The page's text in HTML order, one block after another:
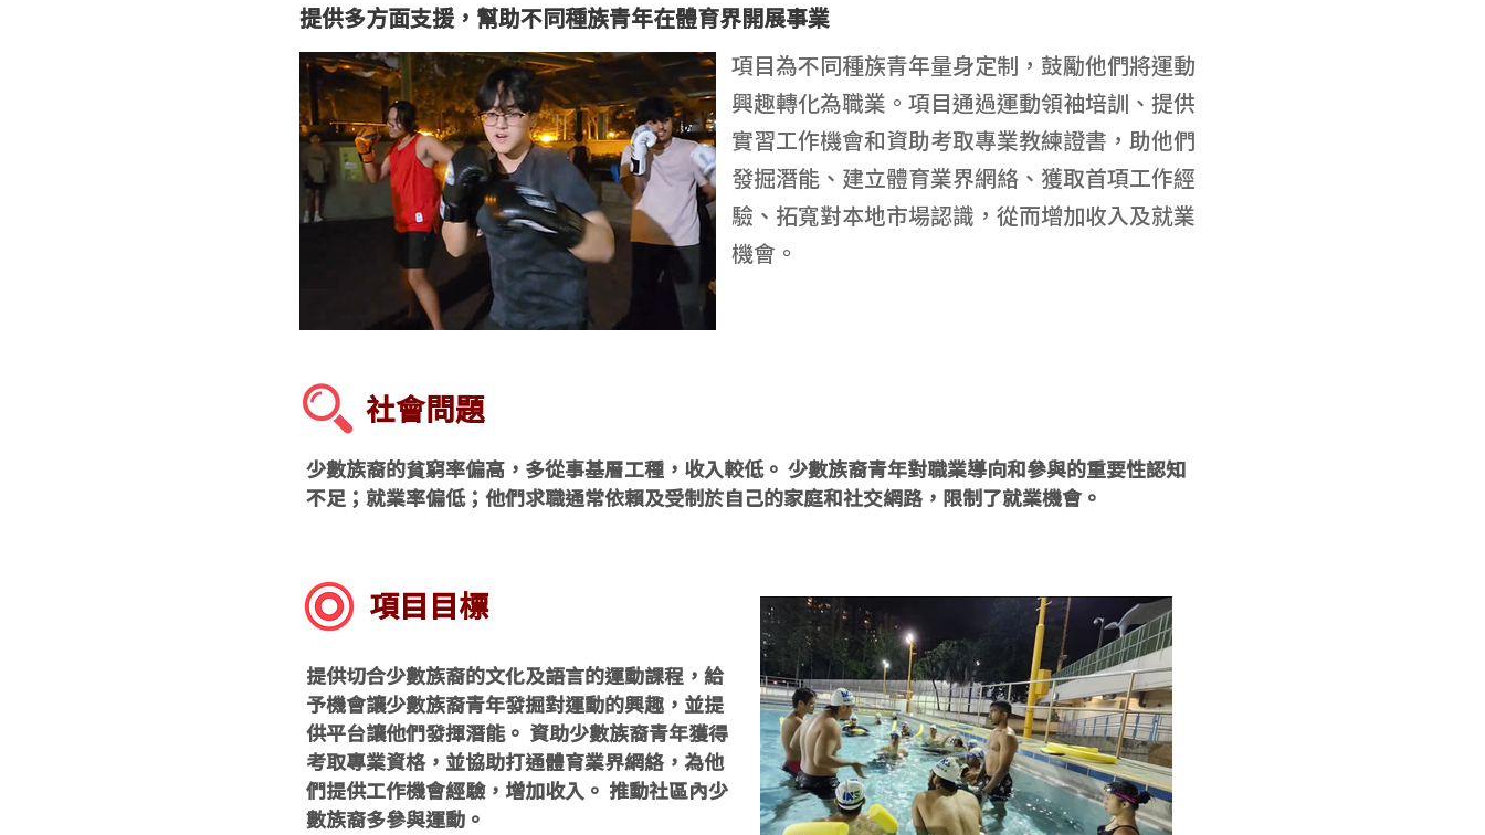
提供多方面支援，幫助不同種族青年在體育界開展事業
項目為不同種族青年量身定制，鼓勵他們將運動
興趣轉化為職業。項目通過運動領袖培訓、提供
實習工作機會和資助考取專業教練證書，助他們
發掘潛能、建立體育業界網絡、獲取首項工作經
驗、拓寬對本地市場認識，從而增加收入及就業
機會。
社會問題
少數族裔的貧窮率偏高，多從事基層工種，收入較低。 少數族裔青年對職業導向和參與的重要性認知
不足；就業率偏低；他們求職通常依賴及受制於自己的家庭和社交網路，限制了就業機會。
項目目標
提供切合少數族裔的文化及語言的運動課程，給
予機會讓少數族裔青年發掘對運動的興趣，並提
供平台讓他們發揮潛能。 資助少數族裔青年獲得
考取專業資格，並協助打通體育業界網絡，為他
們提供工作機會經驗，增加收入。 推動社區內少
數族裔多參與運動。